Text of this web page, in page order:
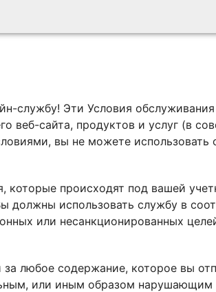
службу! Эти Условия
веб-сайта, продуктов и услуг (в
вы не можете использовать
которые происходят под вашей
должны использовать службу в
или несанкционированных
за любое содержание, которое вы
или иным образом нарушающим